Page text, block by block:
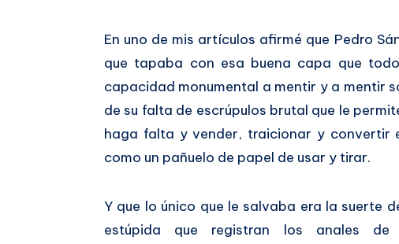
Twitter
En uno de mis artículos afirmé que Pedro
que tapaba con esa buena capa que
capacidad monumental a mentir y a mentir
de su falta de escrúpulos brutal que le
haga falta y vender, traicionar y convertir
como un pañuelo de papel de usar y tirar.
Y que lo único que le salvaba era la suerte
estúpida que registran los anales